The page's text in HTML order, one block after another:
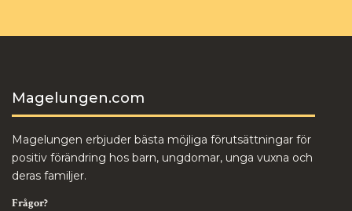
Magelungen.com
Magelungen erbjuder bästa möjliga förutsättningar för
positiv förändring hos barn, ungdomar, unga vuxna och
deras familjer.
Frågor?